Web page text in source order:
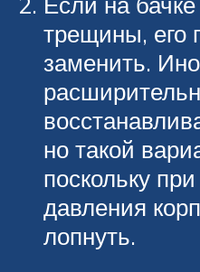
трещины, его
заменить.
но такой
поскольку
давления
лопнуть.